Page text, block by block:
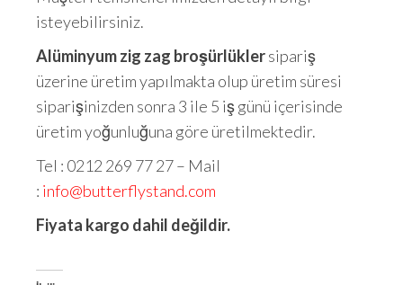
isteyebilirsiniz.
Alüminyum zig zag broşürlüklersipariş
üzerine üretim yapılmakta olup üretim süresi
siparişinizden sonra 3 ile 5 iş günü içerisinde
üretim yoğunluğuna göre üretilmektedir.
Tel : 0212 269 77 27 – Mail
: info@butterflystand.com
Fiyata kargo dahil değildir.